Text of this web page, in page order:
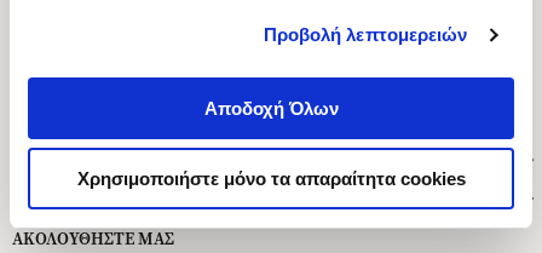
Προβολή λεπτομερειών
Αποδοχή Όλων
Χρησιμοποιήστε μόνο τα απαραίτητα cookies
Ασκληπιού 1-3, Αθήνα 106 79
Δευτέρα - Παρασκευή 09:00-21:00
Εξυπηρέτηση Πελατών
ΑΚΟΛΟΥΘΗΣΤΕ ΜΑΣ